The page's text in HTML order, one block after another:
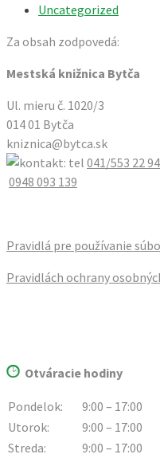
Uncategorized
Za obsah zodpovedá:
Mestská knižnica Bytča
Ul. mieru č. 1020/3
014 01 Bytča
kniznica@bytca.sk
041/553 22 94
0948 093 139
Pravidlá pre používanie
Pravidlách ochrany
Otváracie hodiny
Pondelok:
9:00 – 17:00
Utorok:
9:00 – 17:00
Streda:
9:00 – 17:00